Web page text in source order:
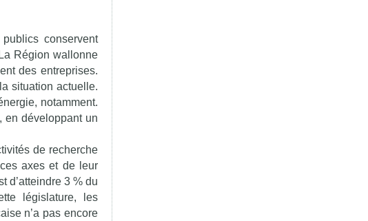
conservent
Région wallonne
des entreprises.
situation actuelle.
notamment.
en développant un
de recherche
axes et de leur
d’atteindre 3 % du
législature, les
n’a pas encore